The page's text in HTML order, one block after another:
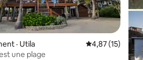
5 sur 5, 3 commentaires
· Utila Note moyenne
4,87 (15)
une plage